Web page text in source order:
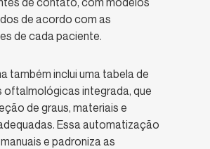
de acordo com as
de cada paciente.
também inclui uma tabela de
oftalmológicas integrada, que
de graus, materiais e
Essa automatização
e padroniza as